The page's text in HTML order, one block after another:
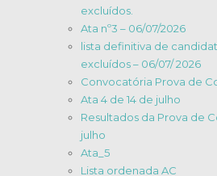
excluídos.
Ata nº3 – 06/07/2026
lista definitiva de
excluídos – 06/07/ 2026
Convocatória Prova de
Ata 4 de 14 de julho
Resultados da Prova de
julho
Ata_5
Lista ordenada AC